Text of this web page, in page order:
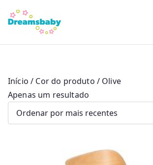
para
conteúdo
Dreams
Início / Cor do produto / Olive
Apenas um resultado